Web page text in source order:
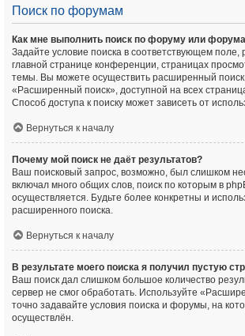
Поиск по форумам
Как мне выполнить поиск по форуму или
Задайте условие поиска в соответствующем
главной странице конференции, страницах
темы. Вы можете осуществить расширенный
«Расширенный поиск», доступной на всех
Способ доступа к поиску может зависеть от
Вернуться к началу
Почему мой поиск не даёт результатов?
Ваш поисковый запрос, возможно, был слишком
включал много общих слов, поиск по которым в
осуществляется. Будьте более конкретны и
расширенного поиска.
Вернуться к началу
В результате моего поиска я получил пустую
Ваш поиск дал слишком большое количество
сервер не смог обработать. Используйте
точно задавайте условия поиска и форумы, на
осуществлён.